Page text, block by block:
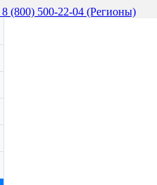
8 (800) 500-22-04 (Регионы)